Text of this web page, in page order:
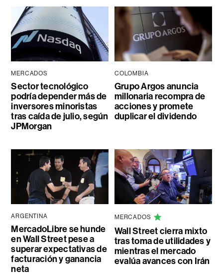
MERCADOS
Sector tecnológico
podría depender más de
inversores minoristas
tras caída de julio, según
JPMorgan
COLOMBIA
Grupo Argos anuncia
millonaria recompra de
acciones y promete
duplicar el dividendo
ARGENTINA
MercadoLibre se hunde
en Wall Street pese a
superar expectativas de
facturación y ganancia
neta
MERCADOS
Wall Street cierra mixto
tras toma de utilidades y
mientras el mercado
evalúa avances con Irán